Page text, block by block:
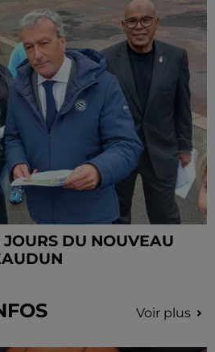
DU NOUVEAU
Voir plus